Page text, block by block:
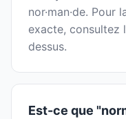
nor·man·de.
exacte, consultez
dessus.
Est-ce que